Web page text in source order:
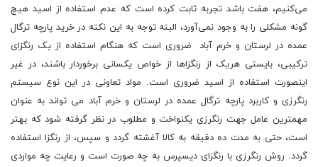
می‌کنیم، هفت باشد تجربه ثابت کرده است که عدم استفاده از اسید هیچ
گونه مشکلی را به وجود نمی‌آورد، البته توجه به این نکته در خرید پارچه ترگال
عمده در لرستان و خرم آباد ضروری است که هنگام استفاده از یک رنگزای
ترکیبی، بایستی هریک از رنگزاها از خواص یکسانی برخوردار باشند، در غیر
اینصورت استفاده از اسید ضروری است. مواد تعاونی در این نوع سیستم
رنگرزی و کاربرد پارچه ترگال عمده در لرستان و خرم آباد می تواند به عنوان
مهمترین عامل جهت رنگرزی یکنواخت و مطلوب در نظر گرفته شود که بهتر
است، حتی به مدت ده دقیقه به کالا آغشته گردد و سپس، از رنگزا استفاده
گردد. روش رنگرزی با رنگزای دیسپرس به چه صورت است و رعایت چه مواردی